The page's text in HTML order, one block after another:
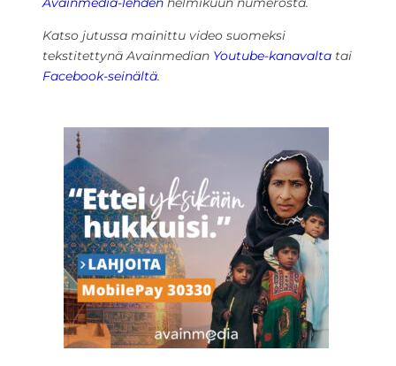
Katso jutussa mainittu video suomeksi
tekstitettynä Avainmedian Youtube-kanavalta tai
Facebook-seinältä.